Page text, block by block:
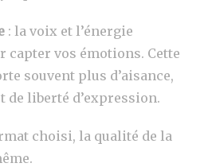
: la voix et l’énergie
capter vos émotions. Cette
souvent plus d’aisance,
de liberté d’expression.
choisi, la qualité de la